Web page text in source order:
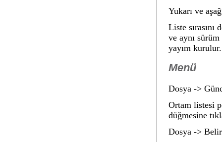
Yukarı ve
Liste
ve aynı
yayım
Menü
Dosya ->
Ortam listesi
düğmesine
Dosya ->